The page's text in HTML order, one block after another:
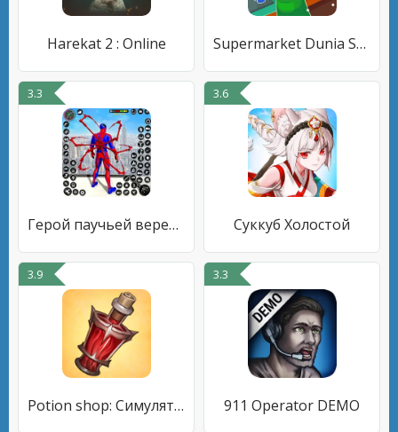
Harekat 2 : Online Supermarket Dunia Secil
3.3
Герой паучьей веревки
3.6
Суккуб Холостой
3.9
Potion shop: Симулятор Алхимии
3.3
911 Operator DEMO